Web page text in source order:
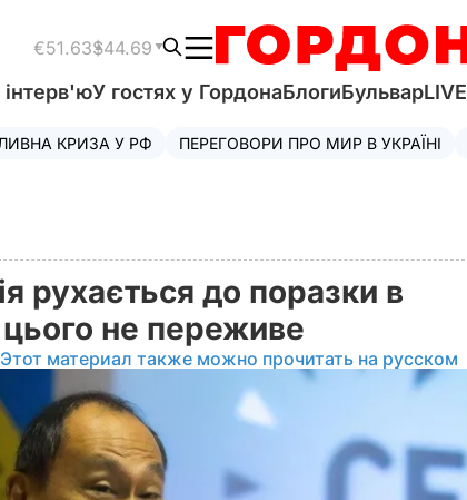
€51.63$44.69
інтерв'юУ гостях у ГордонаБлогиБульварLIVE
КРИЗА У РФ ПЕРЕГОВОРИ ПРО МИР В УКРАЇНІ
рухається до поразки в
цього не переживе
Этот материал также можно прочитать на русском